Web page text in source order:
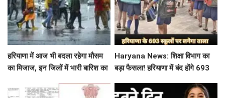
हरियाणा में आज भी बदला रहेगा मौसम
का मिजाज, इन जिलों में भारी बारिश का
Haryana News: शिक्षा विभाग का
बड़ा फैसला! हरियाणा में बंद होंगे 693